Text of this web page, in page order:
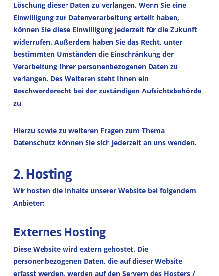
Löschung dieser Daten zu verlangen. Wenn Sie eine
Einwilligung zur Datenverarbeitung erteilt haben,
können Sie diese Einwilligung jederzeit für die Zukunft
widerrufen. Außerdem haben Sie das Recht, unter
bestimmten Umständen die Einschränkung der
Verarbeitung Ihrer personenbezogenen Daten zu
verlangen. Des Weiteren steht Ihnen ein
Beschwerderecht bei der zuständigen Aufsichtsbehörde
zu.
Hierzu sowie zu weiteren Fragen zum Thema
Datenschutz können Sie sich jederzeit an uns wenden.
2. Hosting
Wir hosten die Inhalte unserer Website bei folgendem
Anbieter:
Externes Hosting
Diese Website wird extern gehostet. Die
personenbezogenen Daten, die auf dieser Website
erfasst werden, werden auf den Servern des Hosters /